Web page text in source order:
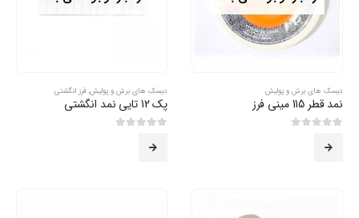
دیسک های برش و پولیش
نمد قطر 115 مینی فرز
دیسک های برش و پولیش, فرز انگشتی
پک 12 تایی نمد انگشتی